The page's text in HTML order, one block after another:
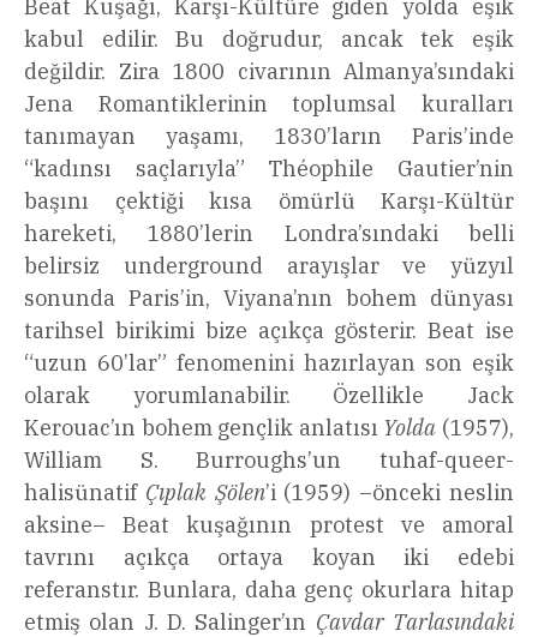
Beat Kuşağı, Karşı-Kültüre giden yolda eşik
kabul edilir. Bu doğrudur, ancak tek eşik
değildir. Zira 1800 civarının Almanya’sındaki
Jena Romantiklerinin toplumsal kuralları
tanımayan yaşamı, 1830’ların Paris’inde
“kadınsı saçlarıyla” Théophile Gautier’nin
başını çektiği kısa ömürlü Karşı-Kültür
hareketi, 1880’lerin Londra’sındaki belli
belirsiz underground arayışlar ve yüzyıl
sonunda Paris’in, Viyana’nın bohem dünyası
tarihsel birikimi bize açıkça gösterir. Beat ise
“uzun 60’lar” fenomenini hazırlayan son eşik
olarak yorumlanabilir. Özellikle Jack
Kerouac’ın bohem gençlik anlatısı Yolda (1957),
William S. Burroughs’un tuhaf-queer-
halisünatif Çıplak Şölen’i (1959) –önceki neslin
aksine– Beat kuşağının protest ve amoral
tavrını açıkça ortaya koyan iki edebi
referanstır. Bunlara, daha genç okurlara hitap
etmiş olan J. D. Salinger’ın Çavdar Tarlasındaki